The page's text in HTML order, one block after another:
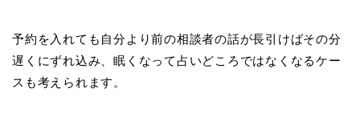
予約を入れても自分より前の相談者の話が長引けばその分
遅くにずれ込み、眠くなって占いどころではなくなるケー
スも考えられます。